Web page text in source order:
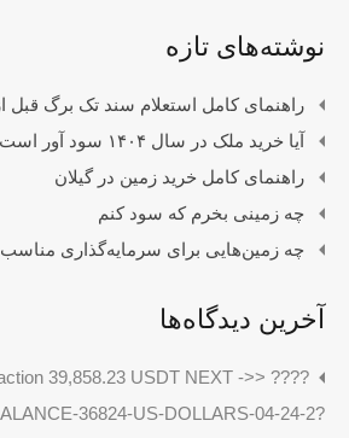
نوشته‌های تازه
راهنمای کامل استعلام سند تک برگ قبل
آیا خرید ملک در سال ۱۴۰۴ سود آور است؟
راهنمای کامل خرید زمین در گیلان
چه زمینی بخرم که سود کنم
چه زمین‌هایی برای سرمایه‌گذاری
آخرین دیدگاه‌ها
39,858.23 USDT NEXT ->>
36824-US-DOLLARS-04-24-2?